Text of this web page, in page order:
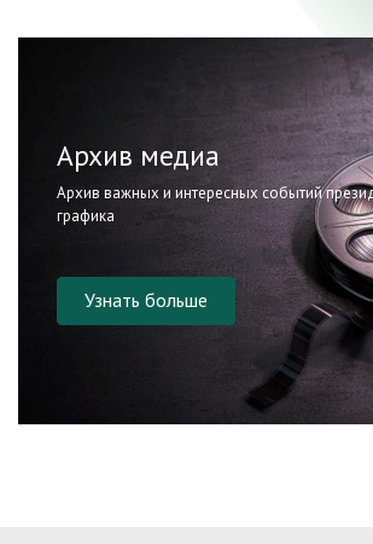
Архив медиа
Архив важных и интересных событий
графика
Узнать больше